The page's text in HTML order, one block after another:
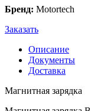
Бренд: Motortech
Заказать
Описание
Документы
Доставка
Магнитная зарядка